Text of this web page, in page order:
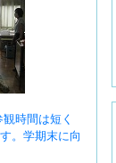
時間は短く
。学期末に向